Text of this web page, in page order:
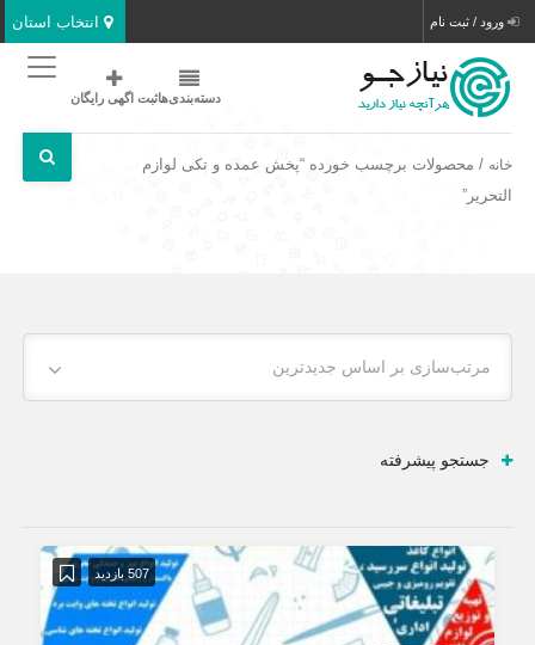
انتخاب استان ورود / ثبت نام
دسته‌بندی‌هاثبت اگهی رایگان
خانه / محصولات برچسب خورده “پخش عمده و تکی لوازم
التحریر”
مرتب‌سازی بر اساس جدیدترین
جستجو پیشرفته
507 بازدید